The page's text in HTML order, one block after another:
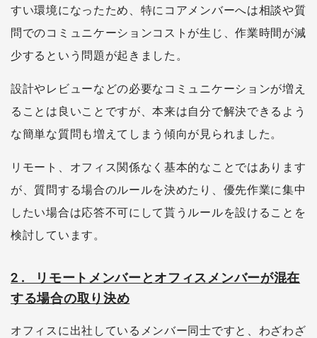
すい環境になったため、特にコアメンバーへは相談や質
問でのコミュニケーションコストが生じ、作業時間が減
少するという問題が起きました。
設計やレビューなどの必要なコミュニケーションが増え
ることは良いことですが、本来は自分で解決できるよう
な簡単な質問も増えてしまう傾向が見られました。
リモート、オフィス関係なく基本的なことではあります
が、質問する場合のルールを決めたり、優先作業に集中
したい場合は応答不可にして貰うルールを設けることを
検討しています。
2. リモートメンバーとオフィスメンバーが混在
する場合の取り決め
オフィスに出社しているメンバー同士ですと、わざわざ